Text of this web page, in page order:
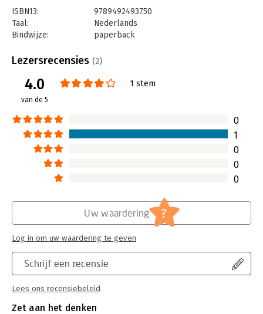
ISBN13:
9789492493750
Taal:
Nederlands
Bindwijze:
paperback
Uitgever:
Maven Publishing
Verschijningsdatum:
11-7-2019
Hoofdrubriek:
Lezersrecensies (2)
4.0
van de 5
1 stem
0
1
0
0
0
Schrijf een recensie
Lees ons recensiebeleid
Uw waardering ?
Log in om uw waardering te geven
Zet aan het denken